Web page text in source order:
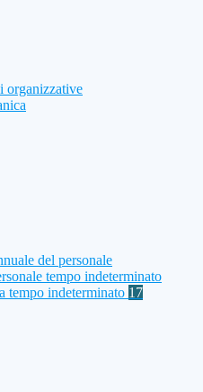
organizzative
del personale
tempo indeterminato
tempo indeterminato 17